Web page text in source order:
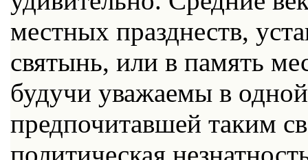
местных празднеств,
святынь, или в память
будучи уважаемы в
предпочитавшей таким
политическая